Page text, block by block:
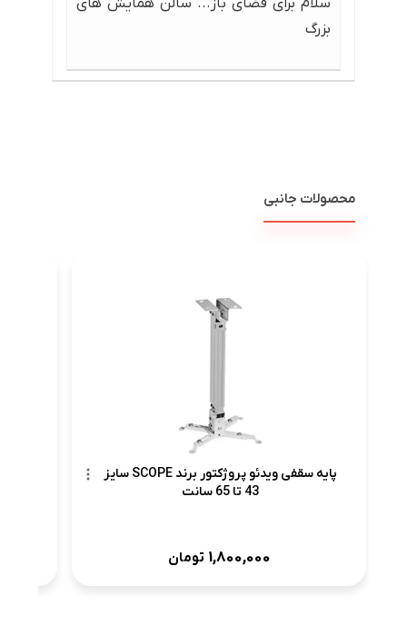
سلام برای فضای باز... سالن همایش های
بزرگ
محصولات جانبی
پایه سقفی ویدئو پروژکتور برند SCOPE سایز
43 تا 65 سانت
1,800,000 تومان